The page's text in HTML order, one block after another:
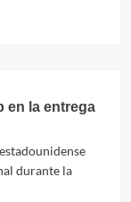
en la entrega
durante la